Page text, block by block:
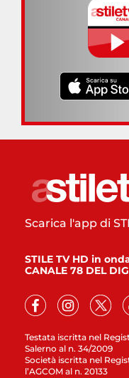
Testata iscritta nel
Salerno al n. 34/2009
Società iscritta nel
l’AGCOM al n. 20133
Scarica l'app di
STILE TV HD in
CANALE 78 DEL